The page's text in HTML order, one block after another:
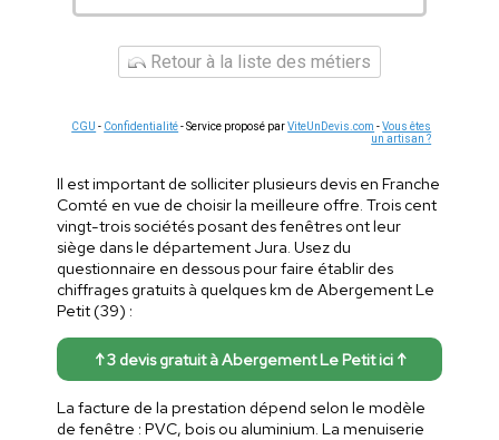
Retour à la liste des métiers
CGU - Confidentialité- Service proposé parViteUnDevis.com -Vous êtes
un artisan ?
Il est important de solliciter plusieurs devis en Franche
Comté en vue de choisir la meilleure offre. Trois cent
vingt-trois sociétés posant des fenêtres ont leur
siège dans le département Jura. Usez du
questionnaire en dessous pour faire établir des
chiffrages gratuits à quelques km de Abergement Le
Petit (39) :
↑ 3 devis gratuit à Abergement Le Petit ici ↑
La facture de la prestation dépend selon le modèle
de fenêtre : PVC, bois ou aluminium. La menuiserie